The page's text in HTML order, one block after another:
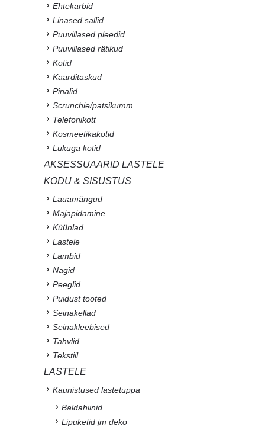
Ehtekarbid
Linased sallid
Puuvillased pleedid
Puuvillased rätikud
Kotid
Kaarditaskud
Pinalid
Scrunchie/patsikumm
Telefonikott
Kosmeetikakotid
Lukuga kotid
AKSESSUAARID LASTELE
KODU & SISUSTUS
Lauamängud
Majapidamine
Küünlad
Lastele
Lambid
Nagid
Peeglid
Puidust tooted
Seinakellad
Seinakleebised
Tahvlid
Tekstiil
LASTELE
Kaunistused lastetuppa
Baldahiinid
Lipuketid jm deko